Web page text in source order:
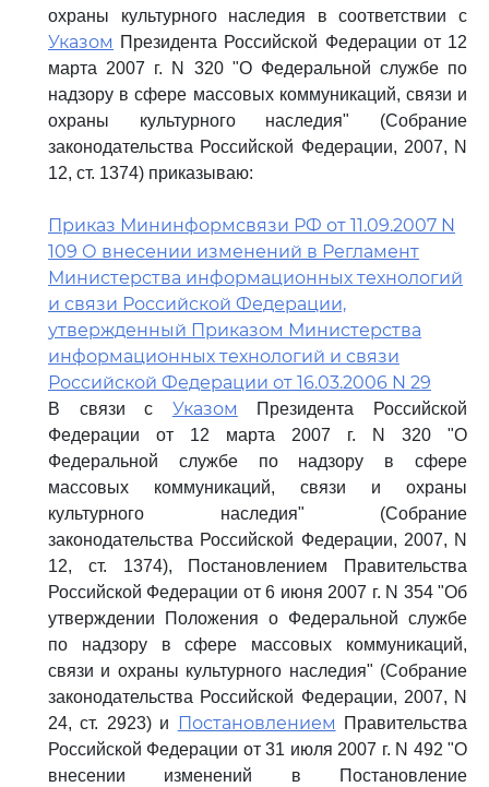
охраны культурного наследия в соответствии с
Указом Президента Российской Федерации от 12
марта 2007 г. N 320 "О Федеральной службе по
надзору в сфере массовых коммуникаций, связи и
охраны культурного наследия" (Собрание
законодательства Российской Федерации, 2007, N
12, ст. 1374) приказываю:
Приказ Мининформсвязи РФ от 11.09.2007 N
109 О внесении изменений в Регламент
Министерства информационных технологий
и связи Российской Федерации,
утвержденный Приказом Министерства
информационных технологий и связи
Российской Федерации от 16.03.2006 N 29
В связи с Указом
Президента Российской
Федерации от 12 марта 2007 г. N 320 "О
Федеральной службе по надзору в сфере
массовых коммуникаций, связи и охраны
культурного наследия" (Собрание
законодательства Российской Федерации, 2007, N
12, ст. 1374), Постановлением Правительства
Российской Федерации от 6 июня 2007 г. N 354 "Об
утверждении Положения о Федеральной службе
по надзору в сфере массовых коммуникаций,
связи и охраны культурного наследия" (Собрание
законодательства Российской Федерации, 2007, N
24, ст. 2923) и
Постановлением Правительства
Российской Федерации от 31 июля 2007 г. N 492 "О
внесении изменений в Постановление